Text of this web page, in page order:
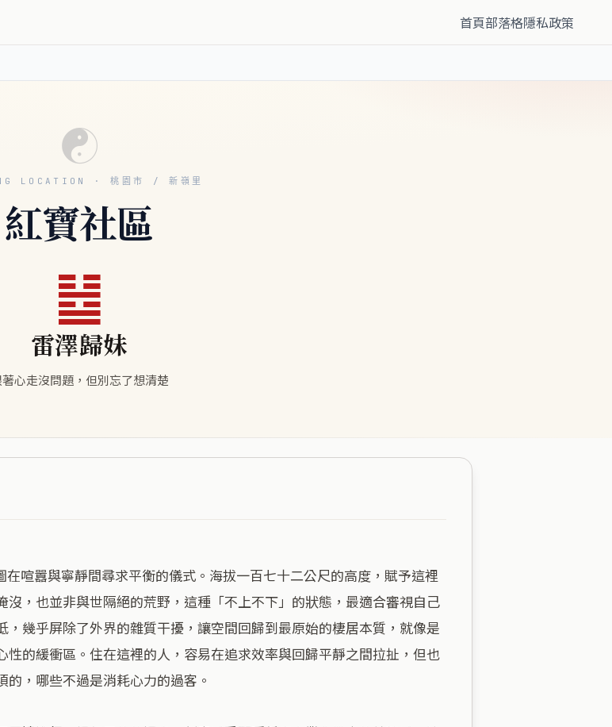
首頁部落格隱私政策
☯
LOCATION · 桃園市 / 新嶺里
紅寶社區
䷵
雷澤歸妹
著心走沒問題，但別忘了想清楚
，也並非與世隔絕的荒野，這種「不上不下」的狀態，最適合審視自己
幾乎屏除了外界的雜質干擾，讓空間回歸到最原始的棲居本質，就像是
的緩衝區。住在這裡的人，容易在追求效率與回歸平靜之間拉扯，但也
，哪些不過是消耗心力的過客。